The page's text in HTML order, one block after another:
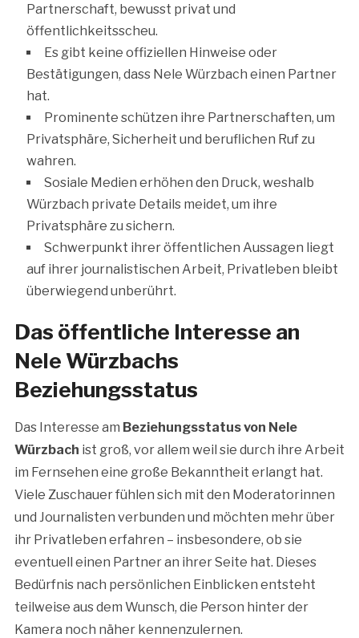
Partnerschaft, bewusst privat und
öffentlichkeitsscheu.
Es gibt keine offiziellen Hinweise oder
Bestätigungen, dass Nele Würzbach einen Partner
hat.
Prominente schützen ihre Partnerschaften, um
Privatsphäre, Sicherheit und beruflichen Ruf zu
wahren.
Sosiale Medien erhöhen den Druck, weshalb
Würzbach private Details meidet, um ihre
Privatsphäre zu sichern.
Schwerpunkt ihrer öffentlichen Aussagen liegt
auf ihrer journalistischen Arbeit, Privatleben bleibt
überwiegend unberührt.
Das öffentliche Interesse an
Nele Würzbachs
Beziehungsstatus
Das Interesse am Beziehungsstatus von Nele
Würzbach ist groß, vor allem weil sie durch ihre Arbeit
im Fernsehen eine große Bekanntheit erlangt hat.
Viele Zuschauer fühlen sich mit den Moderatorinnen
und Journalisten verbunden und möchten mehr über
ihr Privatleben erfahren – insbesondere, ob sie
eventuell einen Partner an ihrer Seite hat. Dieses
Bedürfnis nach persönlichen Einblicken entsteht
teilweise aus dem Wunsch, die Person hinter der
Kamera noch näher kennenzulernen.